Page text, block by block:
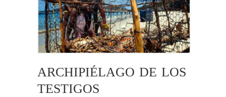
ARCHIPIÉLAGO DE LOS
TESTIGOS